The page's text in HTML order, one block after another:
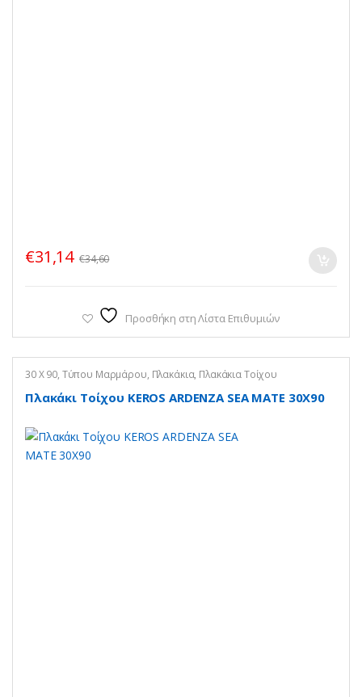
€31,14 €34,60
Προσθήκη στη Λίστα Επιθυμιών
30 X 90, Τύπου Μαρμάρου, Πλακάκια, Πλακάκια Τοίχου
Πλακάκι Τοίχου KEROS ARDENZA SEA MATE 30X90